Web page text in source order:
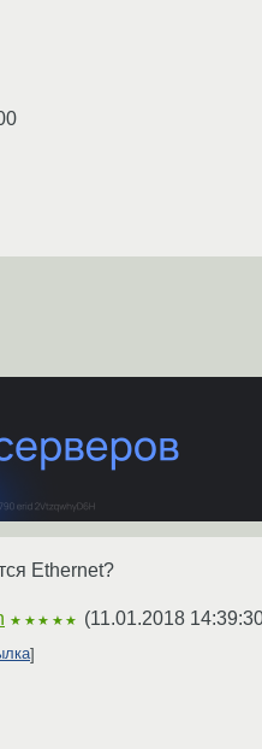
Ethernet?
★★★★★ (11.01.2018